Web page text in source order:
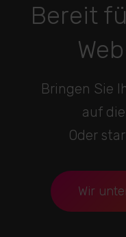
Bereit
Bringen Sie
auf
Oder
Wir